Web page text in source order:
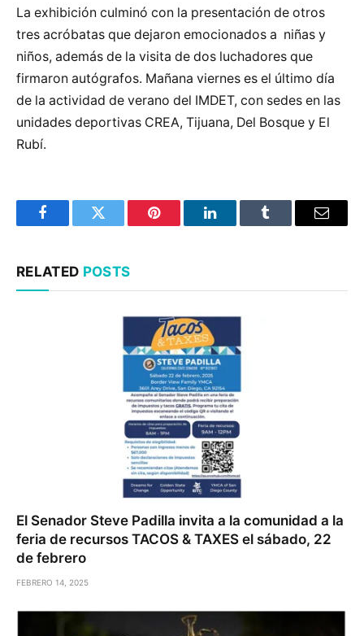
La exhibición culminó con la presentación de otros
tres acróbatas que dejaron emocionados a niñas y
niños, además de la visita de dos luchadores que
firmaron autógrafos. Mañana viernes es el último día
de la actividad de verano del IMDET, con sedes en las
unidades deportivas CREA, Tijuana, Del Bosque y El
Rubí.
FacebookTwitter Pinterest LinkedInTumblr Email
RELATED POSTS
El Senador Steve Padilla invita a la comunidad a la
feria de recursos TACOS & TAXES el sábado, 22
de febrero
FEBRERO 14, 2025